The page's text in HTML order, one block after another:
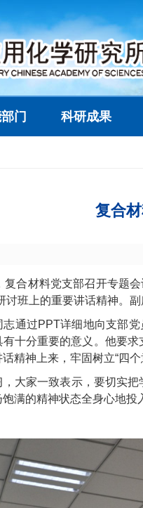
门 科研成果
复合
复合材料党支部召开专题
讨班上的重要讲话精神。副
志通过PPT详细地向支部党
十分重要的意义。他要
精神上来，牢固树立“四
，大家一致表示，要切实
饱满的精神状态全身心地